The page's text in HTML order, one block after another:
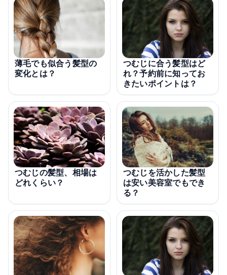
薄毛でも似合う髪型の
変化とは？
つむじに合う髪型はど
れ？予約前に知ってお
きたいポイントは？
つむじの髪型、相場は
どれくらい？
つむじを活かした髪型
は安い美容室でもでき
る？